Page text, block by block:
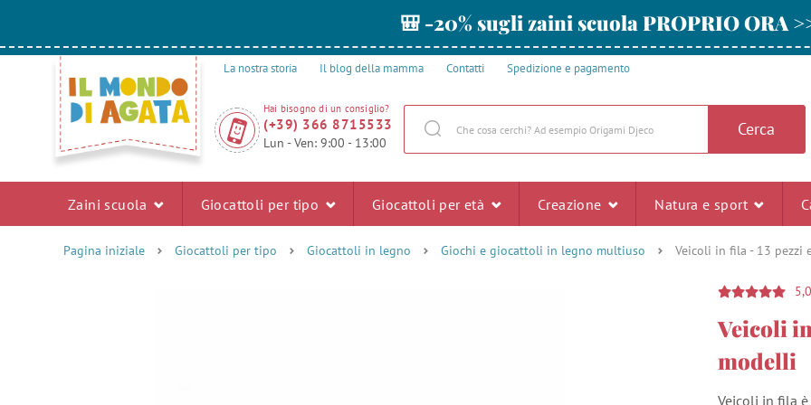
🎒 -20% sugli zaini scuola PROPRIO ORA
La nostra storia Il blog della mamma Contatti Spedizione e pagamento
Hai bisogno di un consiglio?
(+39) 366 8715533
Lun - Ven: 9:00 - 13:00
Cerca
Zaini scuola Giocattoli per tipo Giocattoli per età Creazione Natura e sport
Pagina iniziale Giocattoli per tipo Giocattoli in legno Giochi e giocattoli in legno multiuso Veicoli in fila - 13 pezzi
5,0
Veicoli
modelli
Veicoli in fila